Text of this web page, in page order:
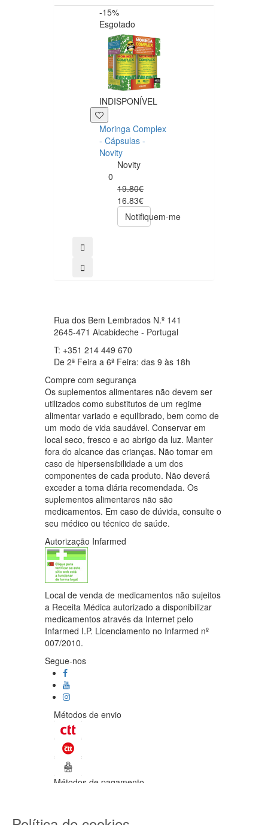
-15%
Esgotado
INDISPONÍVEL
Moringa Complex
- Cápsulas -
Novity
Novity
0
19.80€
16.83€
Notifiquem-me
Rua dos Bem Lembrados N.º 141
2645-471 Alcabideche - Portugal
T: +351 214 449 670
De 2ª Feira a 6ª Feira: das 9 às 18h
Compre com segurança
Os suplementos alimentares não devem ser
utilizados como substitutos de um regime
alimentar variado e equilibrado, bem como de
um modo de vida saudável. Conservar em
local seco, fresco e ao abrigo da luz. Manter
fora do alcance das crianças. Não tomar em
caso de hipersensibilidade a um dos
componentes de cada produto. Não deverá
exceder a toma diária recomendada. Os
suplementos alimentares não são
medicamentos. Em caso de dúvida, consulte o
seu médico ou técnico de saúde.
Autorização Infarmed
Local de venda de medicamentos não sujeitos
a Receita Médica autorizado a disponibilizar
medicamentos através da Internet pelo
Infarmed I.P. Licenciamento no Infarmed nº
007/2010.
Segue-nos
Métodos de envio
Métodos de pagamento